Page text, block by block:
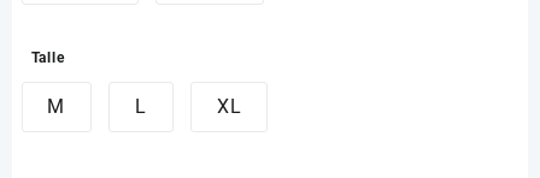
Talle
M L XL